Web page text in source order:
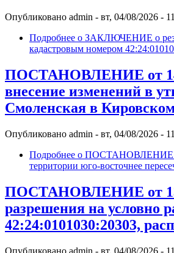
Опубликовано admin - вт, 04/08/2026 -
Подробнее о ЗАКЛЮЧЕНИЕ о
кадастровым номером
ПОСТАНОВЛЕНИЕ от
внесение изменений в
Смоленская в
Опубликовано admin - вт, 04/08/2026 -
Подробнее о ПОСТАНОВЛЕНИЕ от
территории юго-восточнее
ПОСТАНОВЛЕНИЕ от
разрешения на условно
42:24:0101030:20303,
Опубликовано admin - вт, 04/08/2026 -